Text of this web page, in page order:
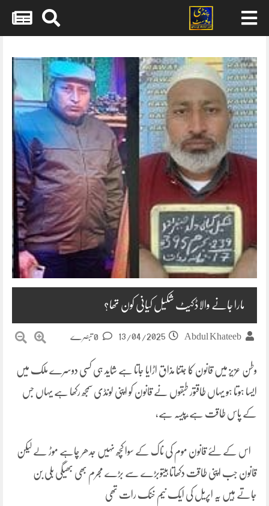
content
مارا جانے والاڈکیٹ شکیل کیانی کون تھا؟
Abdul Khateeb
13/04/2025
وطن عزیز میں قانون کا جتنا مذاق اڑایا جاتا ہے شاید ہی کسی دوسرے ملک میں
ایسا ہوتا ہو یہاں طاقتور طبقوں نے قانون کو اپنی لونڈی سمجھ رکھا ہے یہاں جس
کے پاس طاقت ہے،پیسہ ہے،
اس کے لئے قانون موم کی ناک کے سوا کچھ نہیں جدھر چاہے موڑ لے لیکن
قانون جب اپنی طاقت دکھاتا ہیتوبڑے سے بڑے مجرم بھی بھیگی بلی بن
جاتے ہیں یہ اپریل کی ایک نیم خنک رات تھی